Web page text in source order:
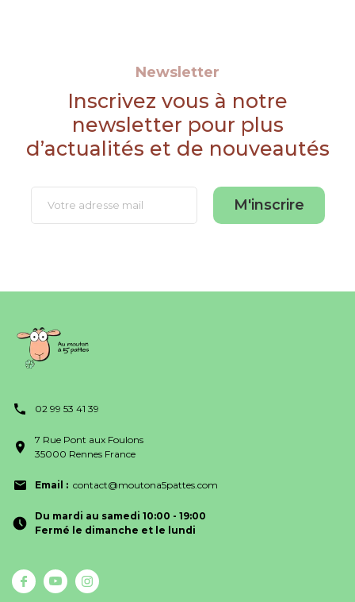
Newsletter
Inscrivez vous à notre
newsletter pour plus
d’actualités et de nouveautés
M'inscrire
02 99 53 41 39
7 Rue Pont aux Foulons
35000 Rennes France
Email : contact@moutona5pattes.com
Du mardi au samedi 10:00 - 19:00
Fermé le dimanche et le lundi